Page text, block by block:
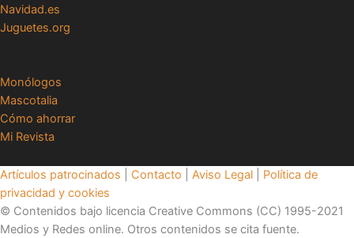
Navidad.es
Juguetes.org
Monólogos
Mascotalia
Cómo ahorrar
Mi Revista
Artículos patrocinados Contacto Aviso Legal
Política de
privacidad y cookies
© Contenidos bajo licencia Creative Commons (CC) 1995-2021
Medios y Redes online. Otros contenidos se cita fuente.